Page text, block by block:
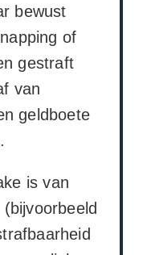
bewust
of
gestraft
van
geldboete
is van